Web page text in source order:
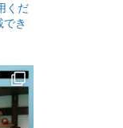
くだ
でき